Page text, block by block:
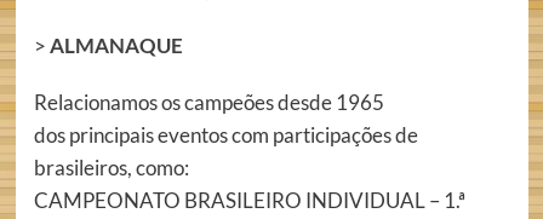
>ALMANAQUE
Relacionamos os campeões desde 1965
dos principais eventos com participações de
brasileiros, como:
CAMPEONATO BRASILEIRO INDIVIDUAL – 1.ª